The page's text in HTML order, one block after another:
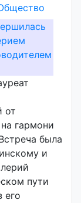
от
гармони
была
и
пути
его